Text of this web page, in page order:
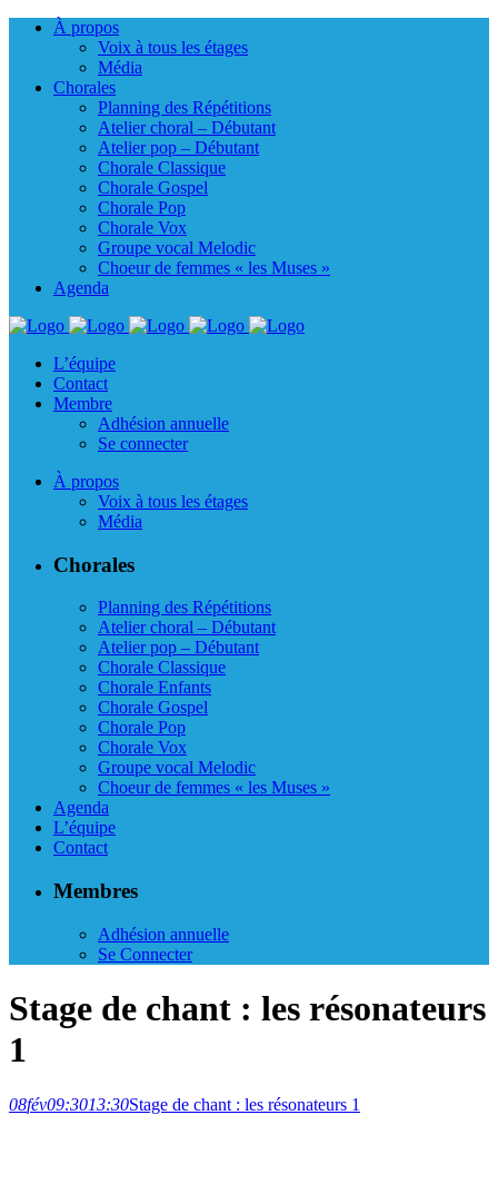
À propos
Voix à tous les étages
Média
Chorales
Planning des Répétitions
Atelier choral – Débutant
Atelier pop – Débutant
Chorale Classique
Chorale Gospel
Chorale Pop
Chorale Vox
Groupe vocal Melodic
Choeur de femmes « les Muses »
Agenda
L’équipe
Contact
Membre
Adhésion annuelle
Se connecter
À propos
Voix à tous les étages
Média
Chorales
Planning des Répétitions
Atelier choral – Débutant
Atelier pop – Débutant
Chorale Classique
Chorale Enfants
Chorale Gospel
Chorale Pop
Chorale Vox
Groupe vocal Melodic
Choeur de femmes « les Muses »
Agenda
L’équipe
Contact
Membres
Adhésion annuelle
Se Connecter
Stage de chant : les résonateurs
1
08fév09:3013:30Stage de chant : les résonateurs 1